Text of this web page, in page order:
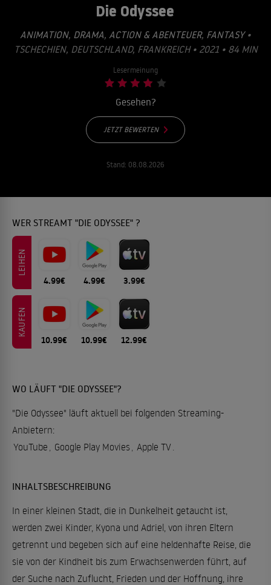
Die Odyssee
ANIMATION, DRAMA, ACTION & ABENTEUER, FANTASY•
TSCHECHIEN, DEUTSCHLAND, FRANKREICH • 2021 • 84 MIN
Lesermeinung
Gesehen?
JETZT BEWERTEN
Stand: 08.08.2026
WER STREAMT "DIE ODYSSEE" ?
LEIHEN
4.99€ 4.99€ 3.99€
KAUFEN
10.99€ 10.99€ 12.99€
WO LÄUFT "DIE ODYSSEE"?
"Die Odyssee" läuft aktuell bei folgenden Streaming-
Anbietern:
YouTube , Google Play Movies, Apple TV.
INHALTSBESCHREIBUNG
In einer kleinen Stadt, die in Dunkelheit getaucht ist,
werden zwei Kinder, Kyona und Adriel, von ihren Eltern
getrennt und begeben sich auf eine heldenhafte Reise, die
sie von der Kindheit bis zum Erwachsenwerden führt, auf
der Suche nach Zuflucht, Frieden und der Hoffnung, ihre